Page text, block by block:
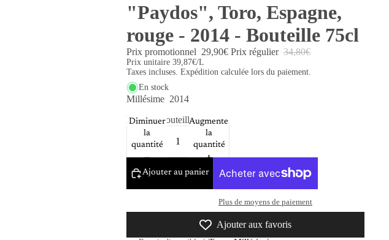
"Paydos", Toro, Espagne,
rouge - 2014 - Bouteille 75cl
Prix promotionnel 29,90€ Prix régulier 34,80€
Prix unitaire 39,87€/L
Taxes incluses. Expédition calculée lors du paiement.
En stock
Millésime 2014
Format Bouteille 75cl
Diminuer
la
quantité
Augmenter
la
quantité
Ajouter au panier
Plus de moyens de paiement
Ajouter aux favoris